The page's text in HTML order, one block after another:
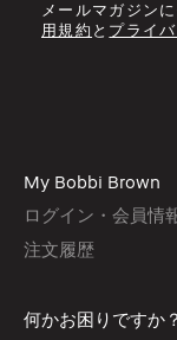
メールマガジン
用規約 と プライ
My Bobbi Brown
ログイン・会員情
注文履歴
何かお困りですか？